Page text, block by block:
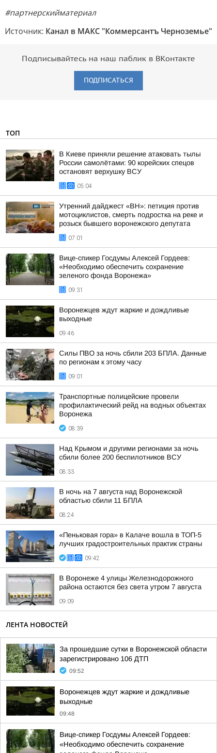
#партнерскийматериал
Источник: Канал в МАКС "Коммерсантъ Черноземье"
Подписывайтесь на наш паблик в ВКонтакте
ПОДПИСАТЬСЯ
ТОП
В Киеве приняли решение атаковать тылы
России самолётами: 90 корейских спецов
остановят верхушку ВСУ
05:04
Утренний дайджест «ВН»: петиция против
мотоциклистов, смерть подростка на реке и
розыск бывшего воронежского депутата
07:01
Вице-спикер Госдумы Алексей Гордеев:
«Необходимо обеспечить сохранение
зеленого фонда Воронежа»
09:31
Воронежцев ждут жаркие и дождливые
выходные
09:46
Силы ПВО за ночь сбили 203 БПЛА. Данные
по регионам к этому часу
09:01
Транспортные полицейские провели
профилактический рейд на водных объектах
Воронежа
08:39
Над Крымом и другими регионами за ночь
сбили более 200 беспилотников ВСУ
08:33
В ночь на 7 августа над Воронежской
областью сбили 11 БПЛА
08:24
«Пеньковая гора» в Калаче вошла в ТОП-5
лучших градостроительных практик страны
09:42
В Воронеже 4 улицы Железнодорожного
района остаются без света утром 7 августа
09:09
ЛЕНТА НОВОСТЕЙ
За прошедшие сутки в Воронежской области
зарегистрировано 106 ДТП
09:52
Воронежцев ждут жаркие и дождливые
выходные
09:48
Вице-спикер Госдумы Алексей Гордеев:
«Необходимо обеспечить сохранение